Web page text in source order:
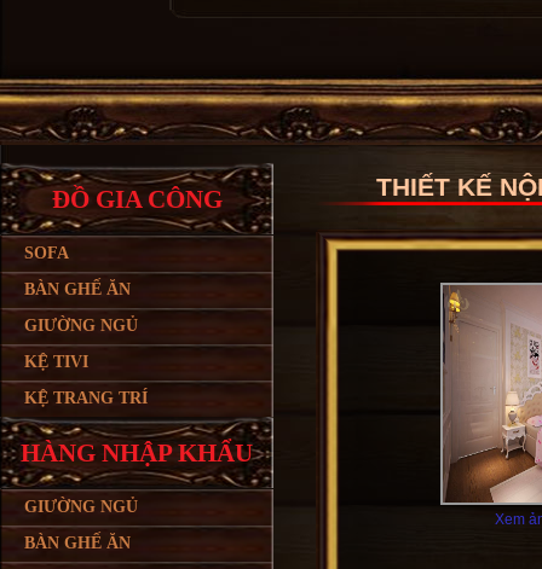
ĐỒ GIA CÔNG
SOFA
BÀN GHẾ ĂN
GIƯỜNG NGỦ
KỆ TIVI
KỆ TRANG TRÍ
HÀNG NHẬP KHẨU
GIƯỜNG NGỦ
BÀN GHẾ ĂN
THIẾT KẾ
Xem